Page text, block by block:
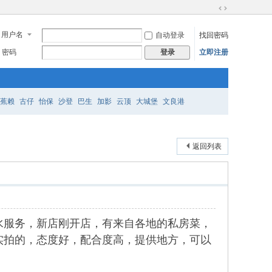
换
到
宽
用户名 自动登录
找回密码
密码
登录 立即注册
蕉赖 古仔 怡保 沙登 巴生 加影 云顶 大城堡 文良港
返回列表
务，新店刚开店，有来自各地的私房菜，
的，态度好，配合度高，提供地方，可以